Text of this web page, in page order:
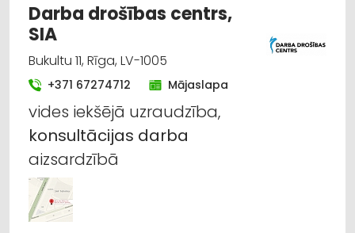
Darba drošības centrs,
SIA
Bukultu 11, Rīga, LV-1005
+371 67274712 Mājaslapa
vides iekšējā uzraudzība,
konsultācijas darba
aizsardzībā